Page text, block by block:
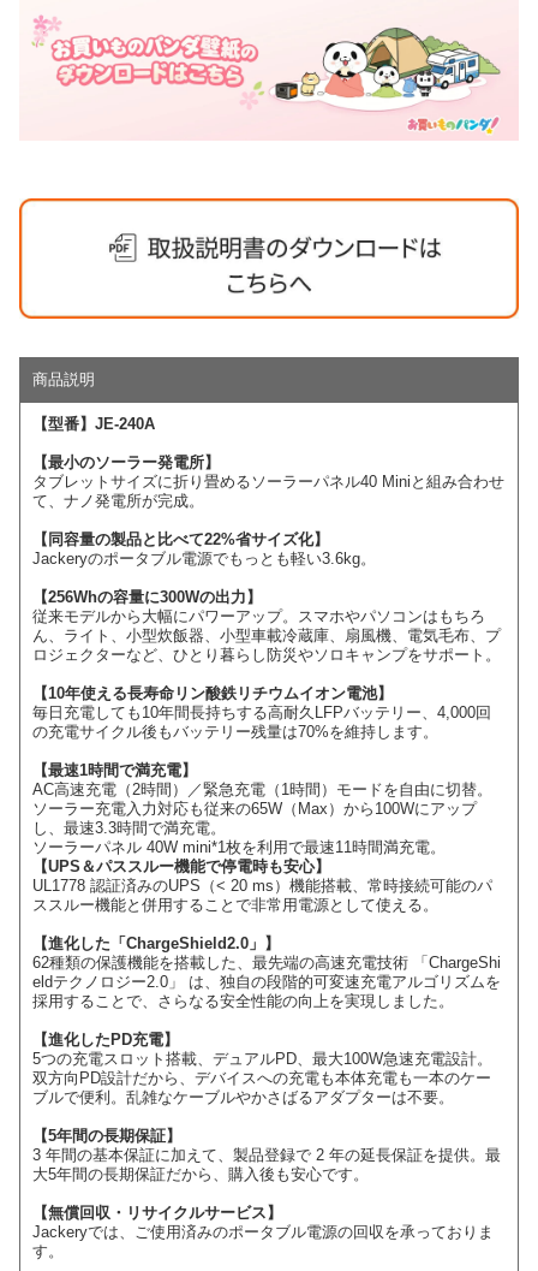
商品説明
【型番】JE-240A
【最小のソーラー発電所】
タブレットサイズに折り畳めるソーラーパネル40 Miniと組み合わせ
て、ナノ発電所が完成。
【同容量の製品と比べて22%省サイズ化】
Jackeryのポータブル電源でもっとも軽い3.6kg。
【256Whの容量に300Wの出力】
従来モデルから大幅にパワーアップ。スマホやパソコンはもちろ
ん、ライト、小型炊飯器、小型車載冷蔵庫、扇風機、電気毛布、プ
ロジェクターなど、ひとり暮らし防災やソロキャンプをサポート。
【10年使える長寿命リン酸鉄リチウムイオン電池】
毎日充電しても10年間長持ちする高耐久LFPバッテリー、4,000回
の充電サイクル後もバッテリー残量は70%を維持します。
【最速1時間で満充電】
AC高速充電（2時間）／緊急充電（1時間）モードを自由に切替。
ソーラー充電入力対応も従来の65W（Max）から100Wにアップ
し、最速3.3時間で満充電。
ソーラーパネル 40W mini*1枚を利用で最速11時間満充電。
【UPS＆パススルー機能で停電時も安心】
UL1778 認証済みのUPS（< 20 ms）機能搭載、常時接続可能のパ
ススルー機能と併用することで非常用電源として使える。
【進化した「ChargeShield2.0」】
62種類の保護機能を搭載した、最先端の高速充電技術 「ChargeShi
eldテクノロジー2.0」 は、独自の段階的可変速充電アルゴリズムを
採用することで、さらなる安全性能の向上を実現しました。
【進化したPD充電】
5つの充電スロット搭載、デュアルPD、最大100W急速充電設計。
双方向PD設計だから、デバイスへの充電も本体充電も一本のケー
ブルで便利。乱雑なケーブルやかさばるアダプターは不要。
【5年間の長期保証】
3 年間の基本保証に加えて、製品登録で 2 年の延長保証を提供。最
大5年間の長期保証だから、購入後も安心です。
【無償回収・リサイクルサービス】
Jackeryでは、ご使用済みのポータブル電源の回収を承っておりま
す。